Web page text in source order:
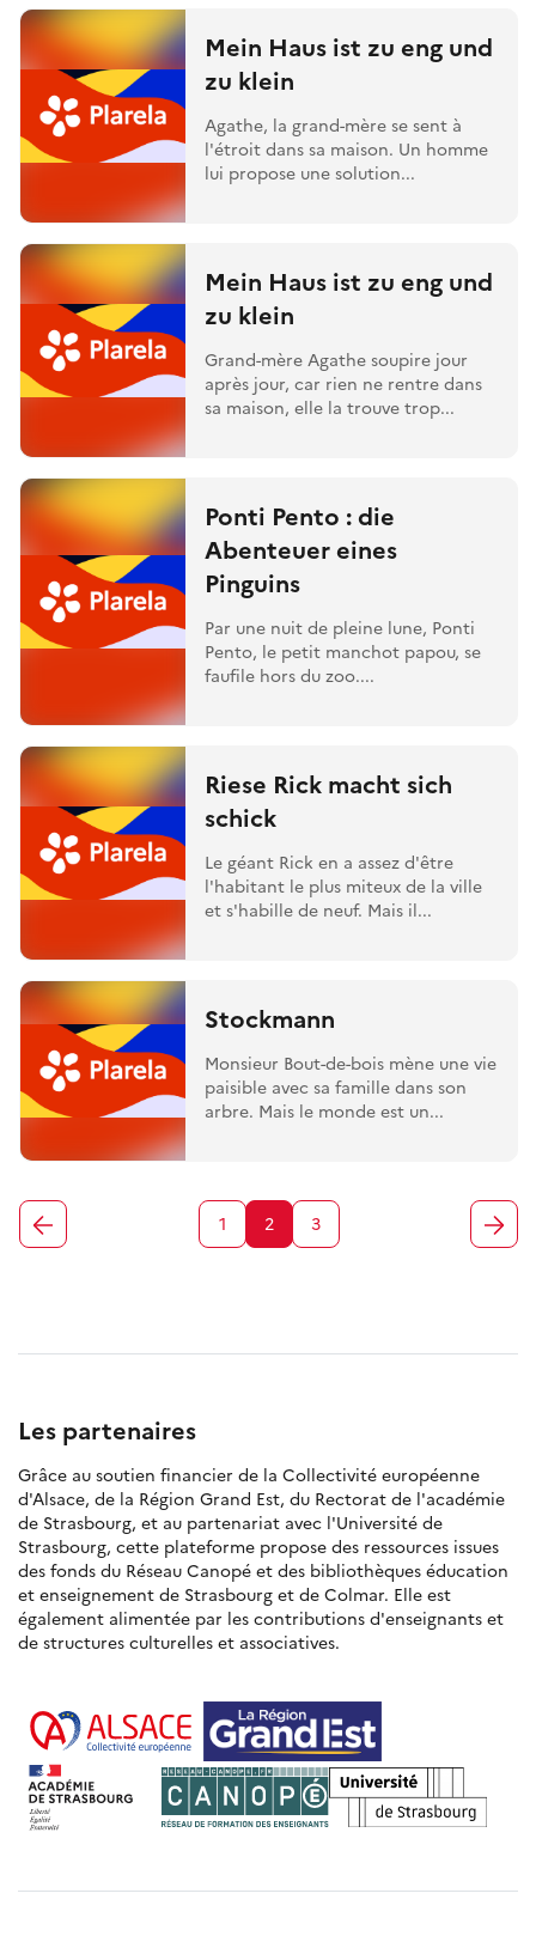
Mein Haus ist zu eng und
zu klein
Agathe, la grand-mère se sent à
l'étroit dans sa maison. Un homme
lui propose une solution...
Mein Haus ist zu eng und
zu klein
Grand-mère Agathe soupire jour
après jour, car rien ne rentre dans
sa maison, elle la trouve trop...
Ponti Pento : die
Abenteuer eines
Pinguins
Par une nuit de pleine lune, Ponti
Pento, le petit manchot papou, se
faufile hors du zoo....
Riese Rick macht sich
schick
Le géant Rick en a assez d'être
l'habitant le plus miteux de la ville
et s'habille de neuf. Mais il...
Stockmann
Monsieur Bout-de-bois mène une vie
paisible avec sa famille dans son
arbre. Mais le monde est un...
1 2 3
Les partenaires
Grâce au soutien financier de la Collectivité européenne
d'Alsace, de la Région Grand Est, du Rectorat de l'académie
de Strasbourg, et au partenariat avec l'Université de
Strasbourg, cette plateforme propose des ressources issues
des fonds du Réseau Canopé et des bibliothèques éducation
et enseignement de Strasbourg et de Colmar. Elle est
également alimentée par les contributions d'enseignants et
de structures culturelles et associatives.